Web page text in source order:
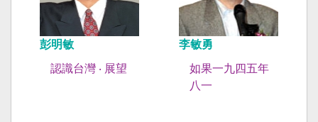
彭明敏
認識台灣 ‧ 展望
李敏勇
如果一九四五年
八一